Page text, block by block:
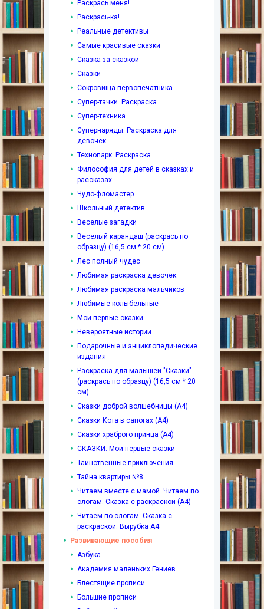
Раскрась меня!
Раскрась-ка!
Реальные детективы
Самые красивые сказки
Сказка за сказкой
Сказки
Сокровища первопечатника
Супер-тачки. Раскраска
Супер-техника
Супернаряды. Раскраска для
девочек
Технопарк. Раскраска
Философия для детей в сказках и
рассказах
Чудо-фломастер
Школьный детектив
Веселые загадки
Веселый карандаш (раскрась по
образцу) (16,5 см * 20 см)
Лес полный чудес
Любимая раскраска девочек
Любимая раскраска мальчиков
Любимые колыбельные
Мои первые сказки
Невероятные истории
Подарочные и энциклопедические
издания
Раскраска для малышей "Сказки"
(раскрась по образцу) (16,5 см * 20
см)
Сказки доброй волшебницы (А4)
Сказки Кота в сапогах (А4)
Сказки храброго принца (А4)
СКАЗКИ. Мои первые сказки
Таинственные приключения
Тайна квартиры №8
Читаем вместе с мамой. Читаем по
слогам. Сказка с раскраской (А4)
Читаем по слогам. Сказка с
раскраской. Вырубка А4
Развивающие пособия
Азбука
Академия маленьких Гениев
Блестящие прописи
Большие прописи